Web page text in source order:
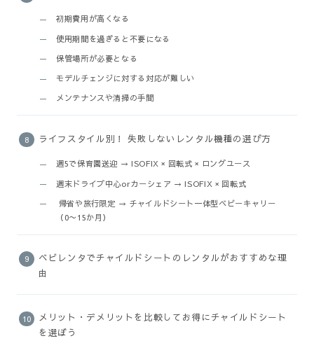
初期費用が高くなる
使用期間を過ぎると不要になる
保管場所が必要となる
モデルチェンジに対する対応が難しい
メンテナンスや清掃の手間
ライフスタイル別！ 失敗しないレンタル機種の選び方
週5で保育園送迎 → ISOFIX × 回転式 × ロングユース
週末ドライブ中心orカーシェア → ISOFIX × 回転式
帰省や旅行限定 → チャイルドシート一体型ベビーキャリー
（0〜15か月）
ベビレンタでチャイルドシートのレンタルがおすすめな理
由
メリット・デメリットを比較してお得にチャイルドシート
を選ぼう